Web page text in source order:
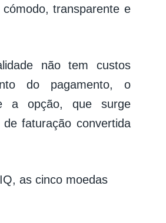
transparente e
não tem custos
do pagamento, o
a opção, que surge
faturação convertida
as cinco moedas